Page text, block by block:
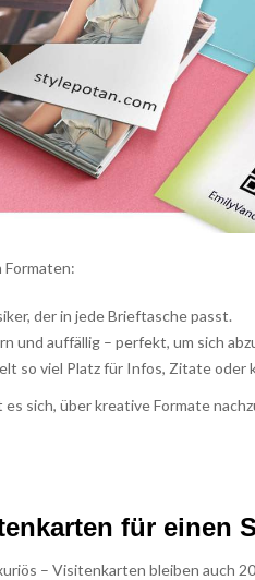
Formaten:
der in jede Brieftasche passt.
und auffällig – perfekt, um sich
so viel Platz für Infos, Zitate oder
es sich, über kreative Formate
für einen
– Visitenkarten bleiben auch